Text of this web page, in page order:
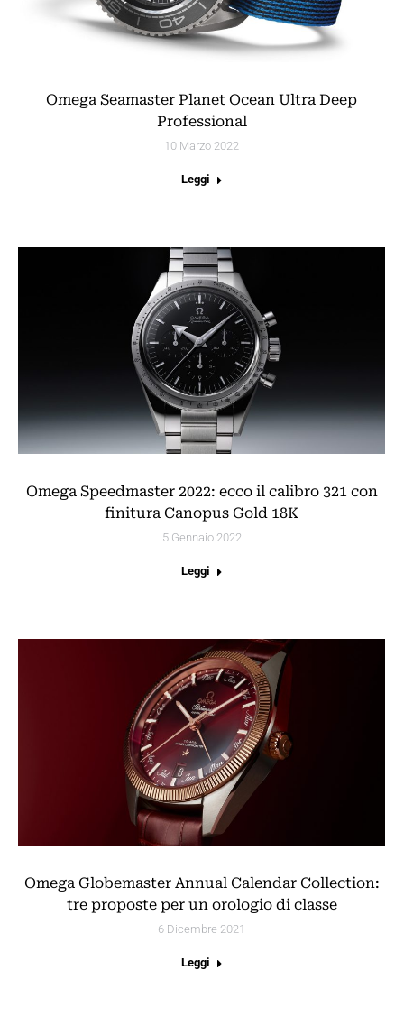
Omega Seamaster Planet Ocean Ultra Deep
Professional
10 Marzo 2022
Leggi
Omega Speedmaster 2022: ecco il calibro 321 con
finitura Canopus Gold 18K
5 Gennaio 2022
Leggi
Omega Globemaster Annual Calendar Collection:
tre proposte per un orologio di classe
6 Dicembre 2021
Leggi